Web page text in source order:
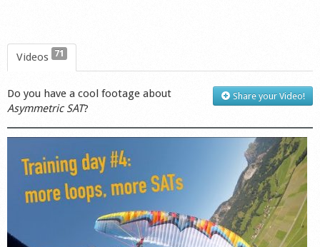
Videos 71
Share your Video!
Do you have a cool footage about
Asymmetric SAT?